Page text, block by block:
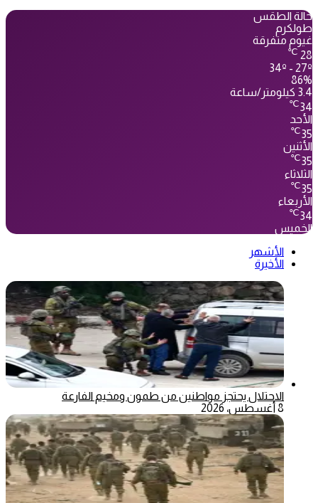
حالة الطقس
طولكرم
غيوم متفرقة
28
℃
34º - 27º
86%
3.4 كيلومتر/ساعة
34
℃
الأحد
35
℃
الأثنين
35
℃
الثلاثاء
35
℃
الأربعاء
34
℃
الخميس
الأشهر
الأخيرة
الاحتلال يحتجز مواطنين من طمون ومخيم الفارعة
8 أغسطس، 2026